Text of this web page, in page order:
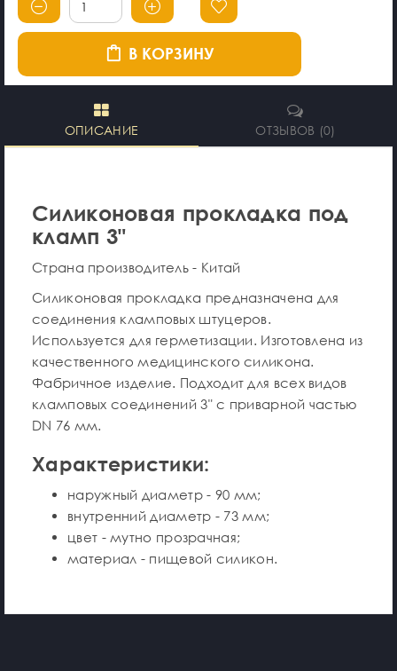
В КОРЗИНУ
ОПИСАНИЕ ОТЗЫВОВ (0)
Силиконовая прокладка под
кламп 3"
Страна производитель - Китай
Силиконовая прокладка предназначена для
соединения кламповых штуцеров.
Используется для герметизации. Изготовлена из
качественного медицинского силикона.
Фабричное изделие. Подходит для всех видов
кламповых соединений 3" с приварной частью
DN 76 мм.
Характеристики:
наружный диаметр - 90 мм;
внутренний диаметр - 73 мм;
цвет - мутно прозрачная;
материал - пищевой силикон.